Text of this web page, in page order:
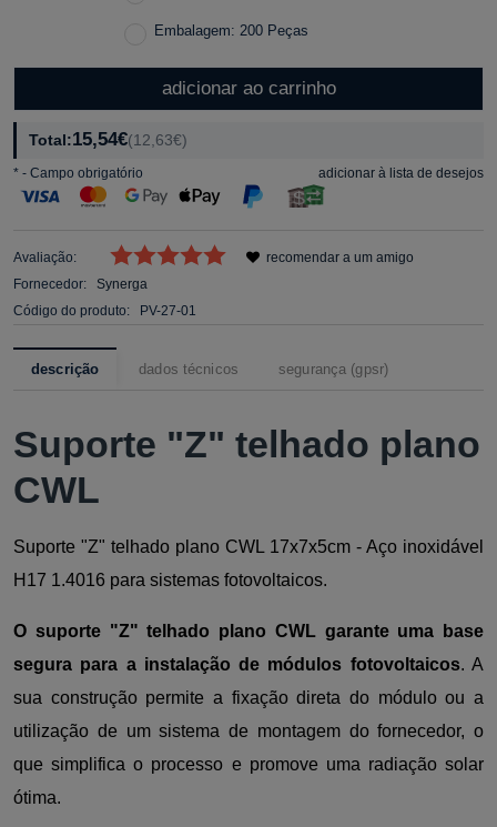
Embalagem: 200 Peças
adicionar ao carrinho
Total:15,54€(12,63€)
adicionar à lista de desejos
* - Campo obrigatório
Avaliação:
Fornecedor:
Synerga
Código do produto:
PV-27-01
recomendar a um amigo
descrição dados técnicos segurança (gpsr)
Suporte "Z" telhado plano
CWL
Suporte "Z" telhado plano CWL 17x7x5cm - Aço inoxidável
H17 1.4016 para sistemas fotovoltaicos.
O suporte "Z" telhado plano CWL garante uma base
segura para a instalação de módulos fotovoltaicos. A
sua construção permite a fixação direta do módulo ou a
utilização de um sistema de montagem do fornecedor, o
que simplifica o processo e promove uma radiação solar
ótima.